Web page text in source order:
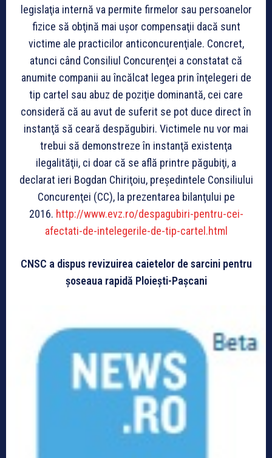
legislaţia internă va permite firmelor sau persoanelor
fizice să obţină mai uşor compensaţii dacă sunt
victime ale practicilor anticoncurenţiale. Concret,
atunci când Consiliul Concurenţei a constatat că
anumite companii au încălcat legea prin înţelegeri de
tip cartel sau abuz de poziţie dominantă, cei care
consideră că au avut de suferit se pot duce direct în
instanţă să ceară despăgubiri. Victimele nu vor mai
trebui să demonstreze în instanţă existenţa
ilegalităţii, ci doar că se află printre păgubiţi, a
declarat ieri Bogdan Chiriţoiu, preşedintele Consiliului
Concurenţei (CC), la prezentarea bilanţului pe
2016. http://www.evz.ro/despagubiri-pentru-cei-
afectati-de-intelegerile-de-tip-cartel.html
CNSC a dispus revizuirea caietelor de sarcini pentru
șoseaua rapidă Ploiești-Pașcani